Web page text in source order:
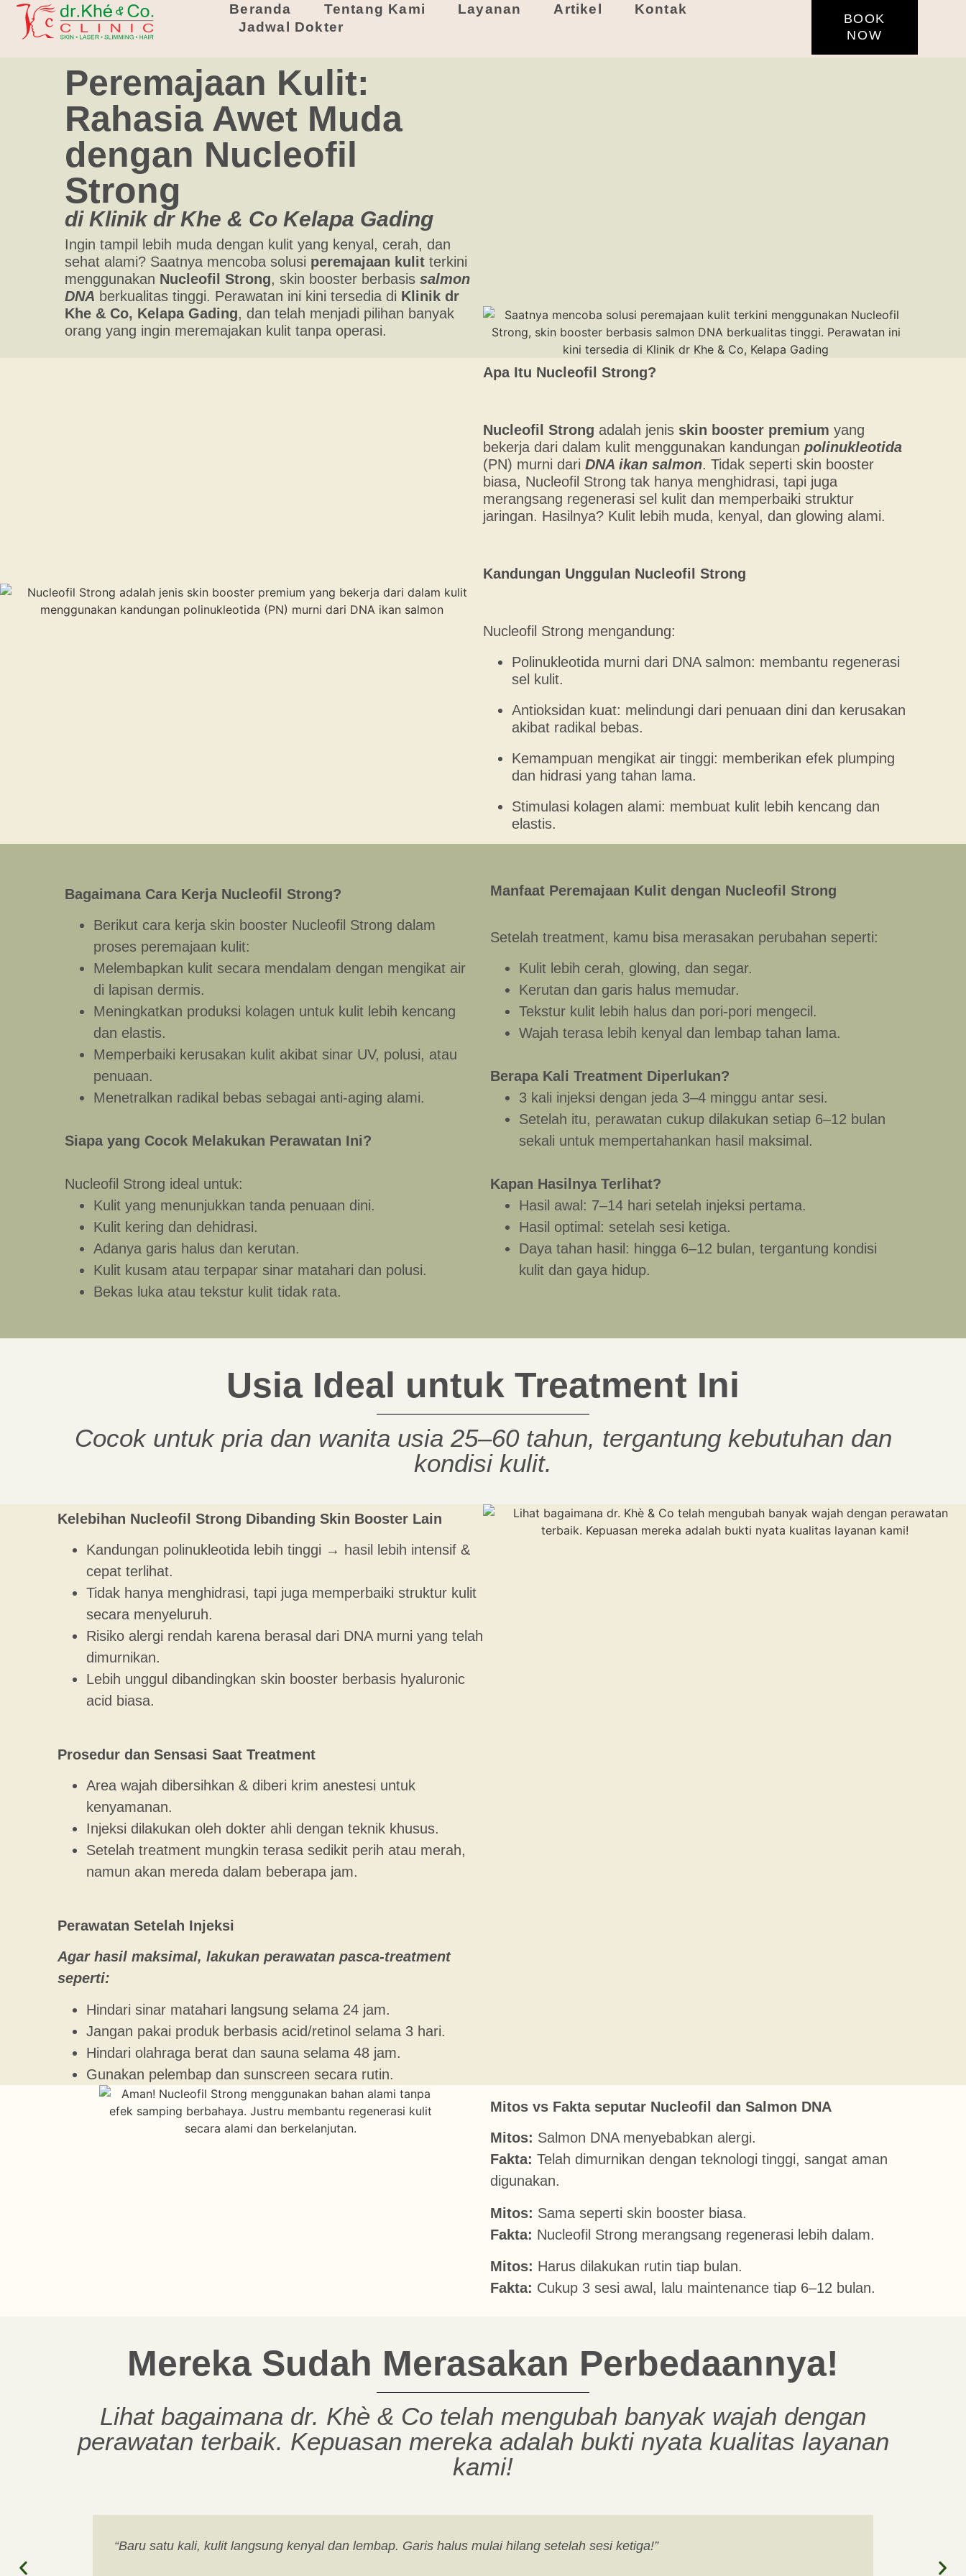
Beranda Tentang Kami Layanan Artikel
Kontak
Jadwal Dokter
BOOK
NOW
Peremajaan Kulit:
Rahasia Awet Muda
dengan Nucleofil
Strong
di Klinik dr Khe & Co Kelapa Gading
Ingin tampil lebih muda dengan kulit yang kenyal, cerah, dan
sehat alami? Saatnya mencoba solusi peremajaan kulit terkini
menggunakan Nucleofil Strong, skin booster berbasis salmon
DNA berkualitas tinggi. Perawatan ini kini tersedia di Klinik dr
Khe & Co, Kelapa Gading, dan telah menjadi pilihan banyak
orang yang ingin meremajakan kulit tanpa operasi.
Apa Itu Nucleofil Strong?
Nucleofil Strong adalah jenis skin booster premium yang
bekerja dari dalam kulit menggunakan kandungan polinukleotida
(PN) murni dari DNA ikan salmon. Tidak seperti skin booster
biasa, Nucleofil Strong tak hanya menghidrasi, tapi juga
merangsang regenerasi sel kulit dan memperbaiki struktur
jaringan. Hasilnya? Kulit lebih muda, kenyal, dan glowing alami.
Kandungan Unggulan Nucleofil Strong
Nucleofil Strong mengandung:
Polinukleotida murni dari DNA salmon: membantu regenerasi
sel kulit.
Antioksidan kuat: melindungi dari penuaan dini dan kerusakan
akibat radikal bebas.
Kemampuan mengikat air tinggi: memberikan efek plumping
dan hidrasi yang tahan lama.
Stimulasi kolagen alami: membuat kulit lebih kencang dan
elastis.
Bagaimana Cara Kerja Nucleofil Strong?
Berikut cara kerja skin booster Nucleofil Strong dalam
proses peremajaan kulit:
Melembapkan kulit secara mendalam dengan mengikat air
di lapisan dermis.
Meningkatkan produksi kolagen untuk kulit lebih kencang
dan elastis.
Memperbaiki kerusakan kulit akibat sinar UV, polusi, atau
penuaan.
Menetralkan radikal bebas sebagai anti-aging alami.
Siapa yang Cocok Melakukan Perawatan Ini?
Nucleofil Strong ideal untuk:
Kulit yang menunjukkan tanda penuaan dini.
Kulit kering dan dehidrasi.
Adanya garis halus dan kerutan.
Kulit kusam atau terpapar sinar matahari dan polusi.
Bekas luka atau tekstur kulit tidak rata.
Manfaat Peremajaan Kulit dengan Nucleofil Strong
Setelah treatment, kamu bisa merasakan perubahan seperti:
Kulit lebih cerah, glowing, dan segar.
Kerutan dan garis halus memudar.
Tekstur kulit lebih halus dan pori-pori mengecil.
Wajah terasa lebih kenyal dan lembap tahan lama.
Berapa Kali Treatment Diperlukan?
3 kali injeksi dengan jeda 3–4 minggu antar sesi.
Setelah itu, perawatan cukup dilakukan setiap 6–12 bulan
sekali untuk mempertahankan hasil maksimal.
Kapan Hasilnya Terlihat?
Hasil awal: 7–14 hari setelah injeksi pertama.
Hasil optimal: setelah sesi ketiga.
Daya tahan hasil: hingga 6–12 bulan, tergantung kondisi
kulit dan gaya hidup.
Usia Ideal untuk Treatment Ini
Cocok untuk pria dan wanita usia 25–60 tahun, tergantung kebutuhan dan
kondisi kulit.
Kelebihan Nucleofil Strong Dibanding Skin Booster Lain
Kandungan polinukleotida lebih tinggi → hasil lebih intensif &
cepat terlihat.
Tidak hanya menghidrasi, tapi juga memperbaiki struktur kulit
secara menyeluruh.
Risiko alergi rendah karena berasal dari DNA murni yang telah
dimurnikan.
Lebih unggul dibandingkan skin booster berbasis hyaluronic
acid biasa.
Prosedur dan Sensasi Saat Treatment
Area wajah dibersihkan & diberi krim anestesi untuk
kenyamanan.
Injeksi dilakukan oleh dokter ahli dengan teknik khusus.
Setelah treatment mungkin terasa sedikit perih atau merah,
namun akan mereda dalam beberapa jam.
Perawatan Setelah Injeksi
Agar hasil maksimal, lakukan perawatan pasca-treatment
seperti:
Hindari sinar matahari langsung selama 24 jam.
Jangan pakai produk berbasis acid/retinol selama 3 hari.
Hindari olahraga berat dan sauna selama 48 jam.
Gunakan pelembap dan sunscreen secara rutin.
Mitos vs Fakta seputar Nucleofil dan Salmon DNA
Mitos: Salmon DNA menyebabkan alergi.
Fakta: Telah dimurnikan dengan teknologi tinggi, sangat aman
digunakan.
Mitos: Sama seperti skin booster biasa.
Fakta: Nucleofil Strong merangsang regenerasi lebih dalam.
Mitos: Harus dilakukan rutin tiap bulan.
Fakta: Cukup 3 sesi awal, lalu maintenance tiap 6–12 bulan.
Mereka Sudah Merasakan Perbedaannya!
Lihat bagaimana dr. Khè & Co telah mengubah banyak wajah dengan
perawatan terbaik. Kepuasan mereka adalah bukti nyata kualitas layanan
kami!
“Baru satu kali, kulit langsung kenyal dan lembap. Garis halus mulai hilang setelah sesi ketiga!”